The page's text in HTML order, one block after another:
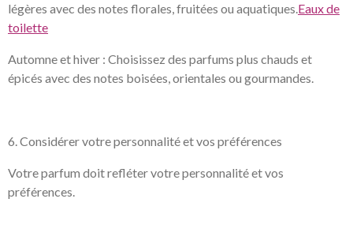
légères avec des notes florales, fruitées ou aquatiques.Eaux de
toilette
Automne et hiver : Choisissez des parfums plus chauds et
épicés avec des notes boisées, orientales ou gourmandes.
6. Considérer votre personnalité et vos préférences
Votre parfum doit refléter votre personnalité et vos
préférences.